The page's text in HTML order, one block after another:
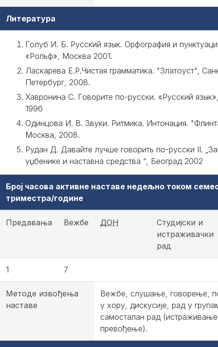
Литература
Голуб И. Б. Русский язык. Орфография и
«Рольф», Москва 2001.
Ласкарева Е.Р.Чистая грамматика. "Златоуст",
Петербург, 2008.
Хавронина С. Говорите по-русски. «Русский
1996
Одинцова И. В. Звуки. Ритмика. Интонация.
Москва, 2008.
Рудан Д. Давайте лучше говорить по-русски II.
уџбенике и наставна средства “, Београд 2002
Број часова активне наставе недељно током
триместра/године
Предавања Вежбе ДОН
Студијски и
истраживачки
рад
1 7
Методе извођења
наставе
Вежбе, слушање, говорење,
у хору, дискусије, рад у
самосталан рад
превођење).